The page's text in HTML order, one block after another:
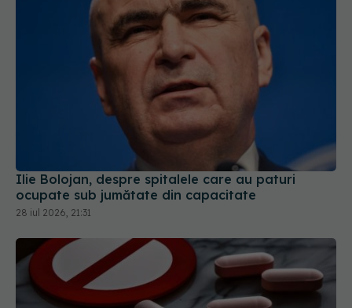
Ilie Bolojan, despre spitalele care au paturi
ocupate sub jumătate din capacitate
28 iul 2026, 21:31